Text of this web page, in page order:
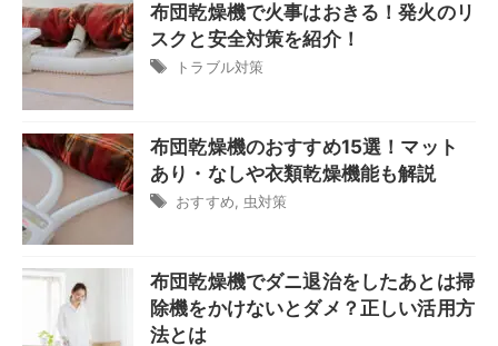
布団乾燥機で火事はおきる！発火のリ
スクと安全対策を紹介！
トラブル対策
布団乾燥機のおすすめ15選！マット
あり・なしや衣類乾燥機能も解説
おすすめ 虫対策
布団乾燥機でダニ退治をしたあとは掃
除機をかけないとダメ？正しい活用方
法とは